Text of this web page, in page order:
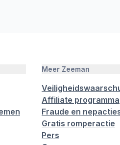
Meer Zeeman
Affiliate programma
Fraude en
Gratis romperactie
Pers